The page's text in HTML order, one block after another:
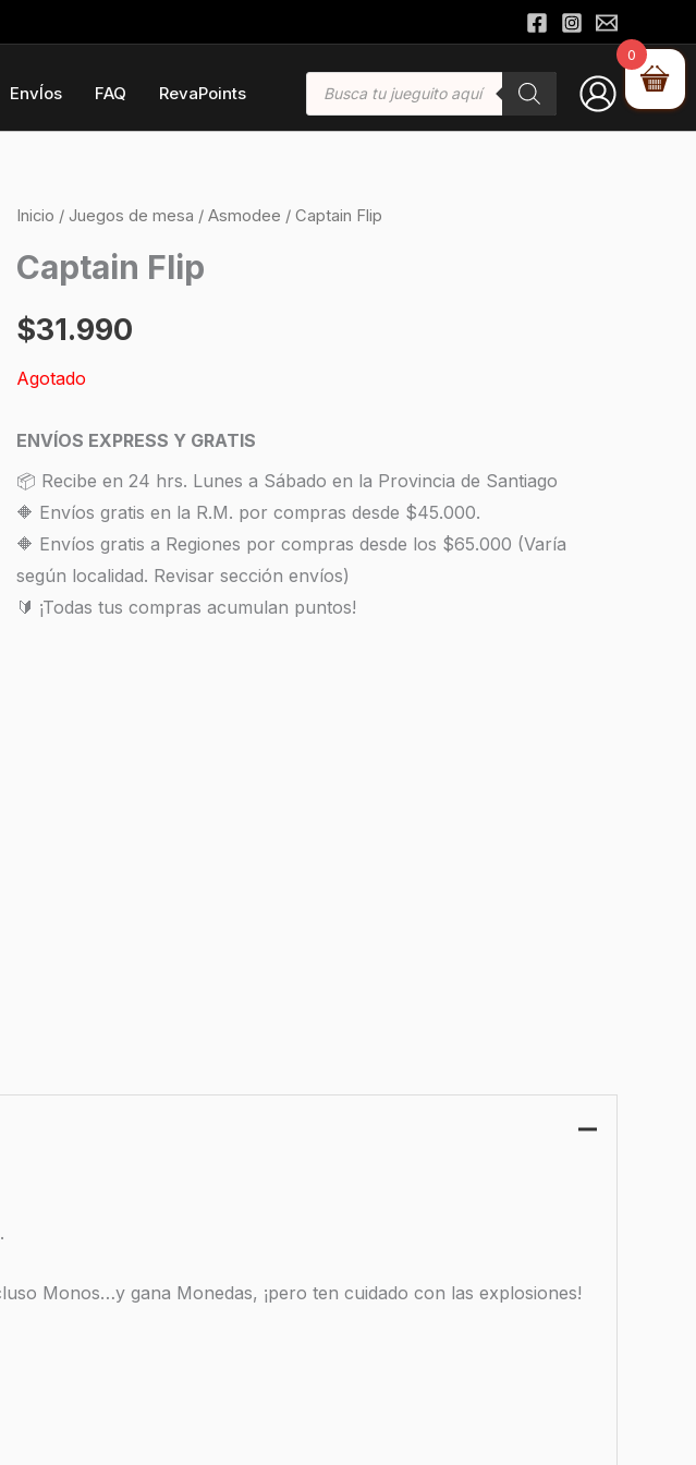
EnvÍos FAQ RevaPoints
Búsqueda
productos
Inicio / Juegos de mesa / Asmodee / Captain Flip
Captain Flip
$31.990
Agotado
ENVÍOS EXPRESS Y GRATIS
📦 Recibe en 24 hrs. Lunes a Sábado en la Provincia de Santiago
🔶 Envíos gratis en la R.M. por compras desde $45.000.
🔶 Envíos gratis a Regiones por compras desde los $65.000 (Varía
según localidad. Revisar sección envíos)
🔰 ¡Todas tus compras acumulan puntos!
Monos…y gana Monedas, ¡pero ten cuidado con las explosiones!
0